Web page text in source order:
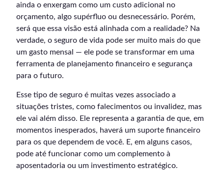
ainda o enxergam como um custo adicional no
orçamento, algo supérfluo ou desnecessário. Porém,
será que essa visão está alinhada com a realidade? Na
verdade, o seguro de vida pode ser muito mais do que
um gasto mensal — ele pode se transformar em uma
ferramenta de planejamento financeiro e segurança
para o futuro.
Esse tipo de seguro é muitas vezes associado a
situações tristes, como falecimentos ou invalidez, mas
ele vai além disso. Ele representa a garantia de que, em
momentos inesperados, haverá um suporte financeiro
para os que dependem de você. E, em alguns casos,
pode até funcionar como um complemento à
aposentadoria ou um investimento estratégico.